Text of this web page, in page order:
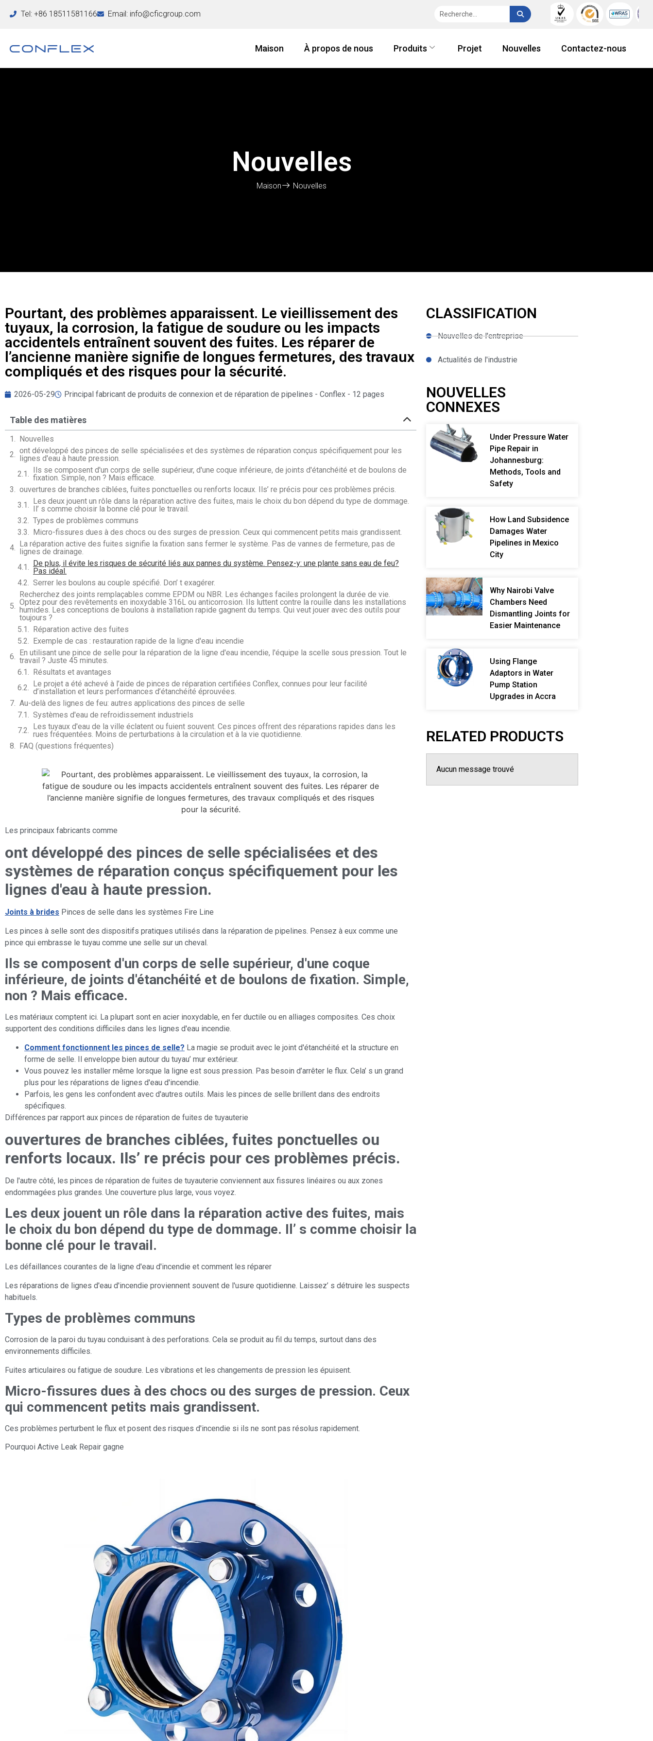
Tel: +86 18511581166 Email: info@cficgroup.com
Maison À propos de nous Produits Projet Nouvelles Contactez-nous
Nouvelles
Maison Nouvelles
Pourtant, des problèmes apparaissent. Le vieillissement des
tuyaux, la corrosion, la fatigue de soudure ou les impacts
accidentels entraînent souvent des fuites. Les réparer de
l’ancienne manière signifie de longues fermetures, des travaux
compliqués et des risques pour la sécurité.
2026-05-29 Principal fabricant de produits de connexion et de réparation de pipelines - Conflex - 12 pages
Table des matières
Nouvelles
ont développé des pinces de selle spécialisées et des systèmes de réparation conçus spécifiquement pour les
lignes d'eau à haute pression.
Ils se composent d'un corps de selle supérieur, d'une coque inférieure, de joints d'étanchéité et de boulons de
fixation. Simple, non ? Mais efficace.
ouvertures de branches ciblées, fuites ponctuelles ou renforts locaux. Ils’ re précis pour ces problèmes précis.
Les deux jouent un rôle dans la réparation active des fuites, mais le choix du bon dépend du type de dommage.
Il’ s comme choisir la bonne clé pour le travail.
Types de problèmes communs
Micro-fissures dues à des chocs ou des surges de pression. Ceux qui commencent petits mais grandissent.
La réparation active des fuites signifie la fixation sans fermer le système. Pas de vannes de fermeture, pas de
lignes de drainage.
De plus, il évite les risques de sécurité liés aux pannes du système. Pensez-y: une plante sans eau de feu?
Pas idéal.
Serrer les boulons au couple spécifié. Don’ t exagérer.
Recherchez des joints remplaçables comme EPDM ou NBR. Les échanges faciles prolongent la durée de vie.
Optez pour des revêtements en inoxydable 316L ou anticorrosion. Ils luttent contre la rouille dans les installations
humides. Les conceptions de boulons à installation rapide gagnent du temps. Qui veut jouer avec des outils pour
toujours ?
Réparation active des fuites
Exemple de cas : restauration rapide de la ligne d'eau incendie
En utilisant une pince de selle pour la réparation de la ligne d'eau incendie, l'équipe la scelle sous pression. Tout le
travail ? Juste 45 minutes.
Résultats et avantages
Le projet a été achevé à l’aide de pinces de réparation certifiées Conflex, connues pour leur facilité
d’installation et leurs performances d’étanchéité éprouvées.
Au-delà des lignes de feu: autres applications des pinces de selle
Systèmes d'eau de refroidissement industriels
Les tuyaux d'eau de la ville éclatent ou fuient souvent. Ces pinces offrent des réparations rapides dans les
rues fréquentées. Moins de perturbations à la circulation et à la vie quotidienne.
FAQ (questions fréquentes)
Les principaux fabricants comme
ont développé des pinces de selle spécialisées et des
systèmes de réparation conçus spécifiquement pour les
lignes d'eau à haute pression.
Joints à brides Pinces de selle dans les systèmes Fire Line
Les pinces à selle sont des dispositifs pratiques utilisés dans la réparation de pipelines. Pensez à eux comme une
pince qui embrasse le tuyau comme une selle sur un cheval.
Ils se composent d'un corps de selle supérieur, d'une coque
inférieure, de joints d'étanchéité et de boulons de fixation. Simple,
non ? Mais efficace.
Les matériaux comptent ici. La plupart sont en acier inoxydable, en fer ductile ou en alliages composites. Ces choix
supportent des conditions difficiles dans les lignes d'eau incendie.
Comment fonctionnent les pinces de selle? La magie se produit avec le joint d'étanchéité et la structure en
forme de selle. Il enveloppe bien autour du tuyau’ mur extérieur.
Vous pouvez les installer même lorsque la ligne est sous pression. Pas besoin d’arrêter le flux. Cela’ s un grand
plus pour les réparations de lignes d'eau d'incendie.
Parfois, les gens les confondent avec d'autres outils. Mais les pinces de selle brillent dans des endroits
spécifiques.
Différences par rapport aux pinces de réparation de fuites de tuyauterie
ouvertures de branches ciblées, fuites ponctuelles ou
renforts locaux. Ils’ re précis pour ces problèmes précis.
De l'autre côté, les pinces de réparation de fuites de tuyauterie conviennent aux fissures linéaires ou aux zones
endommagées plus grandes. Une couverture plus large, vous voyez.
Les deux jouent un rôle dans la réparation active des fuites, mais
le choix du bon dépend du type de dommage. Il’ s comme choisir la
bonne clé pour le travail.
Les défaillances courantes de la ligne d'eau d'incendie et comment les réparer
Les réparations de lignes d'eau d'incendie proviennent souvent de l'usure quotidienne. Laissez’ s détruire les suspects
habituels.
Types de problèmes communs
Corrosion de la paroi du tuyau conduisant à des perforations. Cela se produit au fil du temps, surtout dans des
environnements difficiles.
Fuites articulaires ou fatigue de soudure. Les vibrations et les changements de pression les épuisent.
Micro-fissures dues à des chocs ou des surges de pression. Ceux
qui commencent petits mais grandissent.
Ces problèmes perturbent le flux et posent des risques d'incendie si ils ne sont pas résolus rapidement.
Pourquoi Active Leak Repair gagne
CLASSIFICATION
Nouvelles de l'entreprise
Actualités de l'industrie
NOUVELLES
CONNEXES
Under Pressure Water
Pipe Repair in
Johannesburg:
Methods, Tools and
Safety
How Land Subsidence
Damages Water
Pipelines in Mexico
City
Why Nairobi Valve
Chambers Need
Dismantling Joints for
Easier Maintenance
Using Flange
Adaptors in Water
Pump Station
Upgrades in Accra
RELATED PRODUCTS
Aucun message trouvé